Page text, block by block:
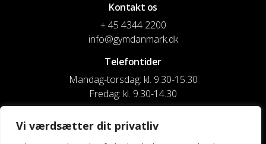
Vi værdsætter dit privatliv
Kontakt os
+ 45 4344 2200
info@gymdanmark.dk
Telefontider
Mandag-torsdag: kl. 9.30-15.30
Fredag: kl. 9.30-14.30
CVR nr. 20916818
Reg. & Kontonr.: 4180 3119119022